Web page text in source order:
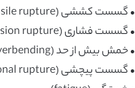
• گسست کششی (tensile rupture)
• گسست فشاری (compression rupture)
• خمش بیش از حد (overbending)
• گسست پیچشی (torsional rupture)